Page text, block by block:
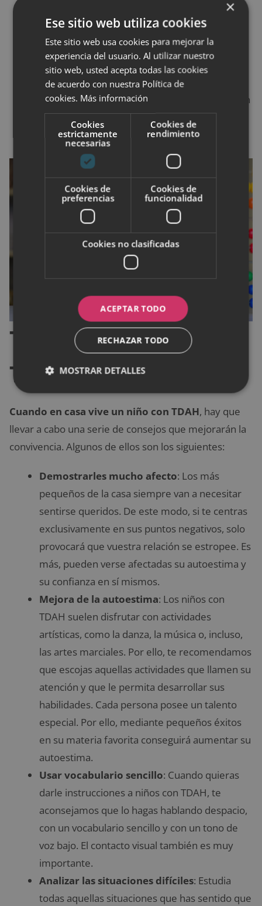
patrones de conductas negativos con el fin de
afrontar cada uno de sus síntomas.
Terapia familiar : La terapia familiar puede
conseguir que los miembros de una familia,
como los padres y los hermanos, sepan
enfrentar el estrés que supone convivir con un
niño que tiene trastorno por déficit de
atención/hiperactividad.
Tratar a niños con
TDAH
Cuando en casa vive un niño con TDAH, hay que
llevar a cabo una serie de consejos que mejorarán la
convivencia. Algunos de ellos son los siguientes:
Demostrarles mucho afecto: Los más
pequeños de la casa siempre van a necesitar
sentirse queridos. De este modo, si te centras
exclusivamente en sus puntos negativos, solo
provocará que vuestra relación se estropee. Es
más, pueden verse afectadas su autoestima y
su confianza en sí mismos.
Mejora de la autoestima: Los niños con
TDAH suelen disfrutar con actividades
artísticas, como la danza, la música o, incluso,
las artes marciales. Por ello, te recomendamos
que escojas aquellas actividades que llamen su
atención y que le permita desarrollar sus
habilidades. Cada persona posee un talento
especial. Por ello, mediante pequeños éxitos
en su materia favorita conseguirá aumentar su
autoestima.
Usar vocabulario sencillo: Cuando quieras
darle instrucciones a niños con TDAH, te
aconsejamos que lo hagas hablando despacio,
con un vocabulario sencillo y con un tono de
voz bajo. El contacto visual también es muy
importante.
Analizar las situaciones difíciles: Estudia
todas aquellas situaciones que has sentido que
×
Ese sitio web utiliza cookies
Este sitio web usa cookies para mejorar la
experiencia del usuario. Al utilizar nuestro
sitio web, usted acepta todas las cookies
de acuerdo con nuestra Política de
cookies. Más información
Cookies
estrictamente
necesarias
Cookies de
rendimiento
Cookies de
preferencias
Cookies de
funcionalidad
Cookies no clasificadas
ACEPTAR TODO
RECHAZAR TODO
MOSTRAR DETALLES